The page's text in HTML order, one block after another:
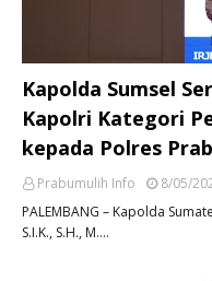
Kapolda Sumsel
Kapolri Kategori
kepada Polres
Prabumulih Info
8/05/
PALEMBANG – Kapolda
S.I.K., S.H., M.…